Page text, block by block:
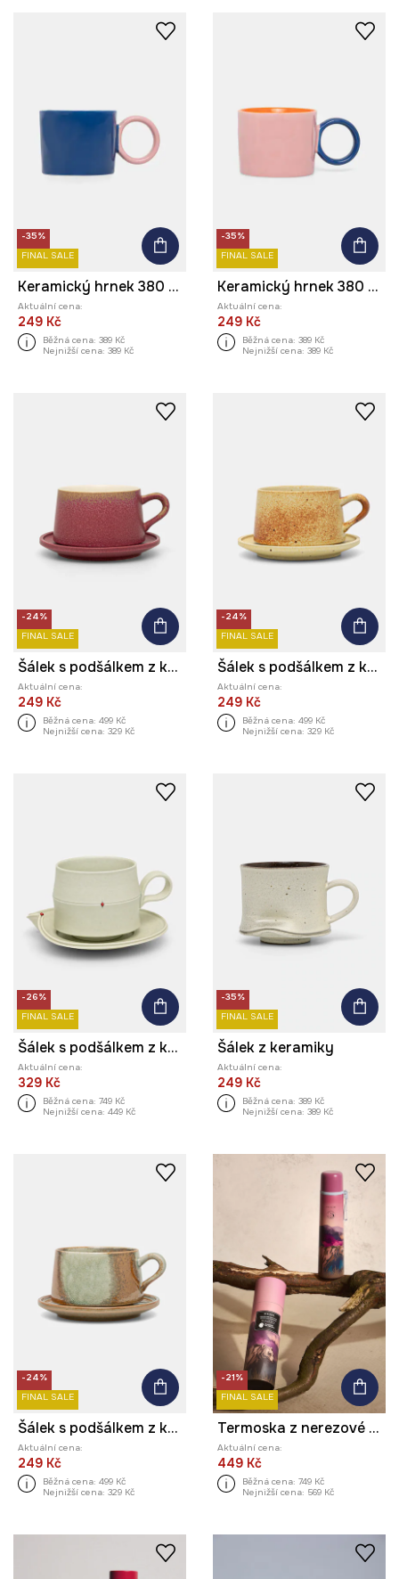
-35%
FINAL SALE
Keramický hrnek 380 ml
Aktuální cena:
249 Kč
Běžná cena: 389 Kč
Nejnižší cena: 389 Kč
-35%
FINAL SALE
Keramický hrnek 380 ml
Aktuální cena:
249 Kč
Běžná cena: 389 Kč
Nejnižší cena: 389 Kč
-24%
FINAL SALE
Šálek s podšálkem z keramiky
Aktuální cena:
249 Kč
Běžná cena: 499 Kč
Nejnižší cena: 329 Kč
-24%
FINAL SALE
Šálek s podšálkem z keramiky
Aktuální cena:
249 Kč
Běžná cena: 499 Kč
Nejnižší cena: 329 Kč
-26%
FINAL SALE
Šálek s podšálkem z keramiky
Aktuální cena:
329 Kč
Běžná cena: 749 Kč
Nejnižší cena: 449 Kč
-35%
FINAL SALE
Šálek z keramiky
Aktuální cena:
249 Kč
Běžná cena: 389 Kč
Nejnižší cena: 389 Kč
-24%
FINAL SALE
Šálek s podšálkem z keramiky
Aktuální cena:
249 Kč
Běžná cena: 499 Kč
Nejnižší cena: 329 Kč
-21%
FINAL SALE
Termoska z nerezové oceli
Aktuální cena:
449 Kč
Běžná cena: 749 Kč
Nejnižší cena: 569 Kč